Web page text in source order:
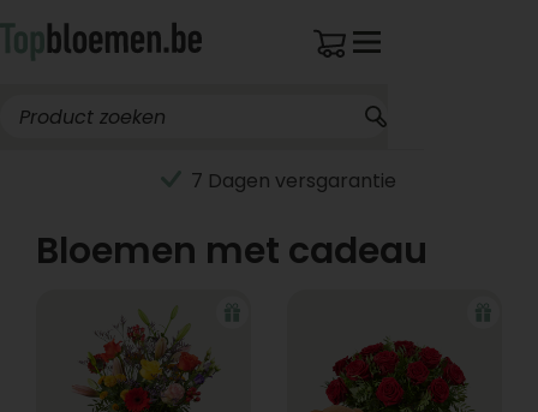
7 Dagen versgarantie
Bloemen met cadeau